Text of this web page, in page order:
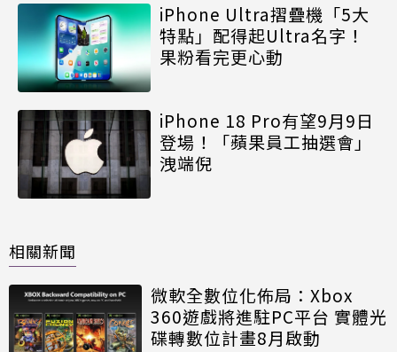
iPhone Ultra摺疊機「5大
特點」配得起Ultra名字！
果粉看完更心動
iPhone 18 Pro有望9月9日
登場！「蘋果員工抽選會」
洩端倪
相關新聞
微軟全數位化佈局：Xbox
360遊戲將進駐PC平台 實體光
碟轉數位計畫8月啟動